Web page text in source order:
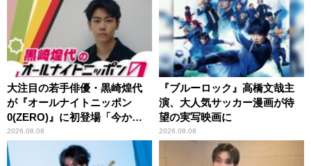
大注目の若手俳優・黒崎煌代
が『オールナイトニッポン
0(ZERO)』に初登場「今から
とてもワクワクしておりま
す！」
2026.08.08
『ブルーロック』高橋文哉主
演、大人気サッカー漫画が待
望の実写映画に
2026.08.08